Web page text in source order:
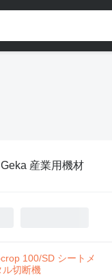
Geka 産業用機材